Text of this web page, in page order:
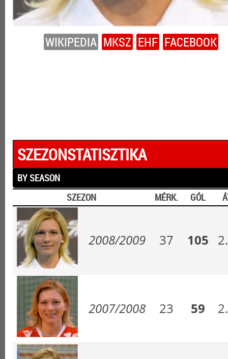
WIKIPEDIA MKSZ EHF FACEBOOK
SZEZONSTATISZTIKA
BY SEASON
SZEZON
MÉRK. GÓL
2008/2009 37 105
2007/2008 23 59